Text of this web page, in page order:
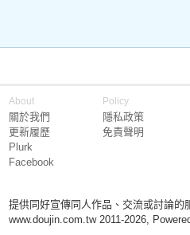
About
關於我們
更新履歷
Plurk
Facebook
Policy
隱私政策
免責聲明
提供同好宣傳同人作品、交流或討論的
www.doujin.com.tw 2011-2026,